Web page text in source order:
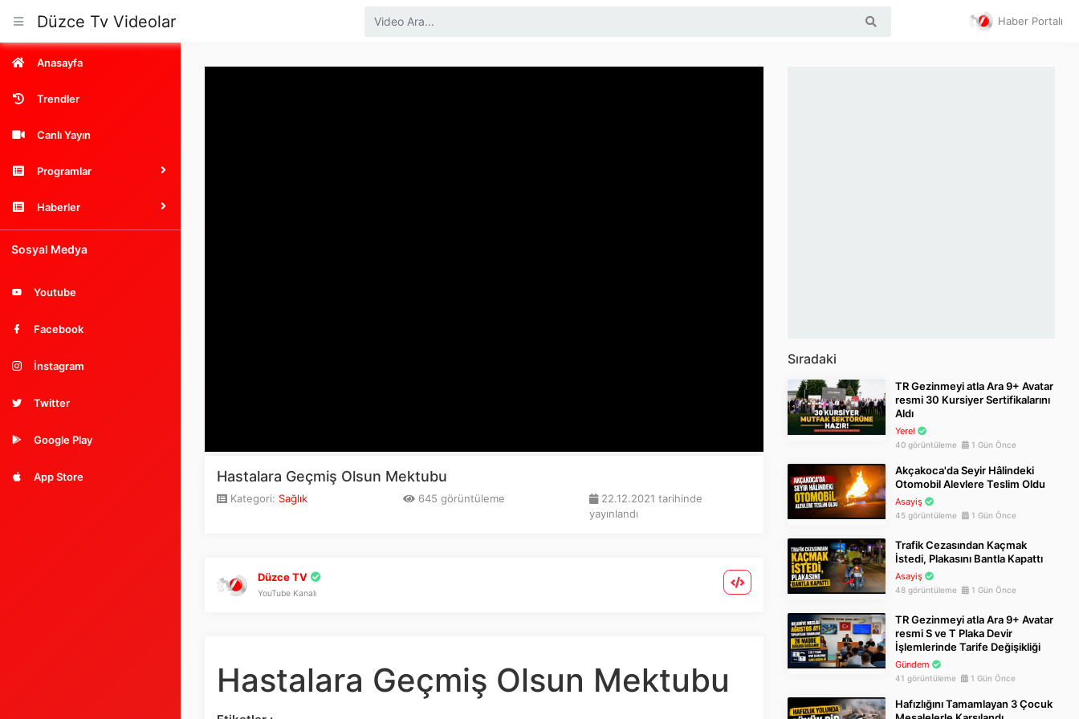
Düzce Tv Videolar Haber Portalı
Anasayfa
Trendler
Canlı Yayın
Programlar
Haberler
Sosyal Medya
Youtube
Facebook
İnstagram
Twitter
Google Play
App Store Hastalara Geçmiş Olsun Mektubu
Kategori: Sağlık 645 görüntüleme
22.12.2021 tarihinde
yayınlandı
Düzce TV
YouTube Kanalı
Hastalara Geçmiş Olsun Mektubu
Sıradaki
TR Gezinmeyi atla Ara 9+ Avatar
resmi 30 Kursiyer Sertifikalarını
Aldı
Yerel
40 görüntüleme 1 Gün Önce
Akçakoca'da Seyir Hâlindeki
Otomobil Alevlere Teslim Oldu
Asayiş
45 görüntüleme 1 Gün Önce
Trafik Cezasından Kaçmak
İstedi, Plakasını Bantla Kapattı
Asayiş
48 görüntüleme 1 Gün Önce
TR Gezinmeyi atla Ara 9+ Avatar
resmi S ve T Plaka Devir
İşlemlerinde Tarife Değişikliği
Gündem
41 görüntüleme 1 Gün Önce
Hafızlığını Tamamlayan 3 Çocuk